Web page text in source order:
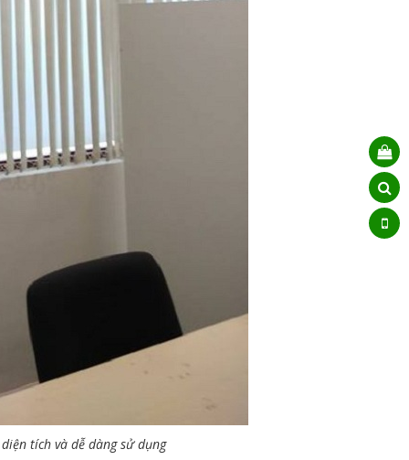
tích và dễ dàng sử dụng